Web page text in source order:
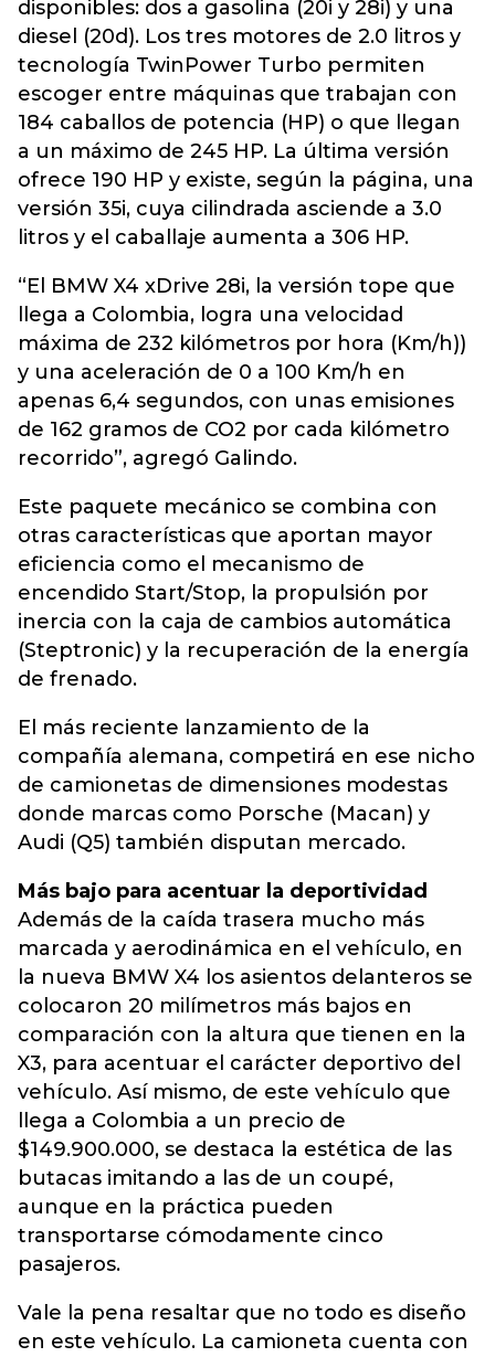
disponibles: dos a gasolina (20i y 28i) y una
diesel (20d). Los tres motores de 2.0 litros y
tecnología TwinPower Turbo permiten
escoger entre máquinas que trabajan con
184 caballos de potencia (HP) o que llegan
a un máximo de 245 HP. La última versión
ofrece 190 HP y existe, según la página, una
versión 35i, cuya cilindrada asciende a 3.0
litros y el caballaje aumenta a 306 HP.
“El BMW X4 xDrive 28i, la versión tope que
llega a Colombia, logra una velocidad
máxima de 232 kilómetros por hora (Km/h))
y una aceleración de 0 a 100 Km/h en
apenas 6,4 segundos, con unas emisiones
de 162 gramos de CO2 por cada kilómetro
recorrido”, agregó Galindo.
Este paquete mecánico se combina con
otras características que aportan mayor
eficiencia como el mecanismo de
encendido Start/Stop, la propulsión por
inercia con la caja de cambios automática
(Steptronic) y la recuperación de la energía
de frenado.
El más reciente lanzamiento de la
compañía alemana, competirá en ese nicho
de camionetas de dimensiones modestas
donde marcas como Porsche (Macan) y
Audi (Q5) también disputan mercado.
Más bajo para acentuar la deportividad
Además de la caída trasera mucho más
marcada y aerodinámica en el vehículo, en
la nueva BMW X4 los asientos delanteros se
colocaron 20 milímetros más bajos en
comparación con la altura que tienen en la
X3, para acentuar el carácter deportivo del
vehículo. Así mismo, de este vehículo que
llega a Colombia a un precio de
$149.900.000, se destaca la estética de las
butacas imitando a las de un coupé,
aunque en la práctica pueden
transportarse cómodamente cinco
pasajeros.
Vale la pena resaltar que no todo es diseño
en este vehículo. La camioneta cuenta con